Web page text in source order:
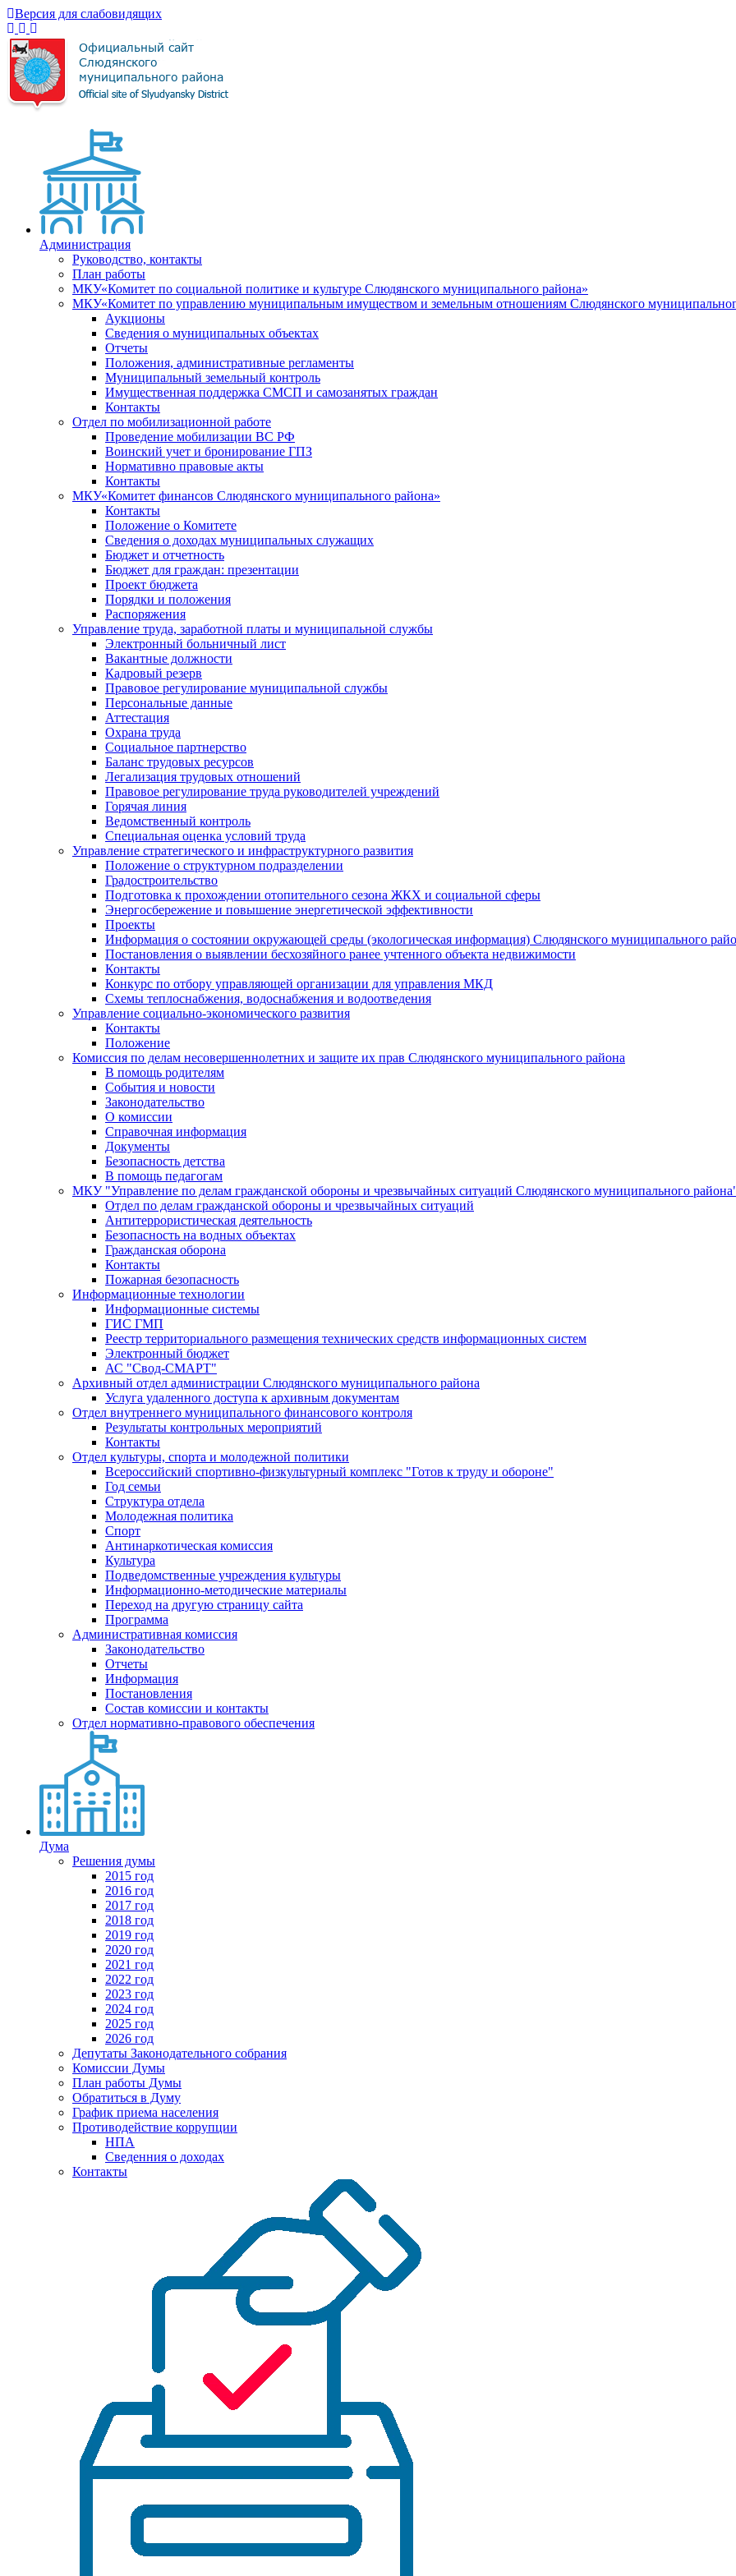
Версия для слабовидящих
Администрация
Руководство, контакты
План работы
МКУ«Комитет по социальной политике и культуре Слюдянского муниципального района»
МКУ«Комитет по управлению муниципальным имуществом и земельным отношениям Слюдянского
Аукционы
Сведения о муниципальных объектах
Отчеты
Положения, административные регламенты
Муниципальный земельный контроль
Имущественная поддержка СМСП и самозанятых граждан
Контакты
Отдел по мобилизационной работе
Проведение мобилизации ВС РФ
Воинский учет и бронирование ГПЗ
Нормативно правовые акты
Контакты
МКУ«Комитет финансов Слюдянского муниципального района»
Контакты
Положение о Комитете
Сведения о доходах муниципальных служащих
Бюджет и отчетность
Бюджет для граждан: презентации
Проект бюджета
Порядки и положения
Распоряжения
Управление труда, заработной платы и муниципальной службы
Электронный больничный лист
Вакантные должности
Кадровый резерв
Правовое регулирование муниципальной службы
Персональные данные
Аттестация
Охрана труда
Социальное партнерство
Баланс трудовых ресурсов
Легализация трудовых отношений
Правовое регулирование труда руководителей учреждений
Горячая линия
Ведомственный контроль
Специальная оценка условий труда
Управление стратегического и инфраструктурного развития
Положение о структурном подразделении
Градостроительство
Подготовка к прохождении отопительного сезона ЖКХ и социальной сферы
Энергосбережение и повышение энергетической эффективности
Проекты
Информация о состоянии окружающей среды (экологическая информация) Слюдянского муниципального
Постановления о выявлении бесхозяйного ранее учтенного объекта недвижимости
Контакты
Конкурс по отбору управляющей организации для управления МКД
Схемы теплоснабжения, водоснабжения и водоотведения
Управление социально-экономического развития
Контакты
Положение
Комиссия по делам несовершеннолетних и защите их прав Слюдянского муниципального района
В помощь родителям
События и новости
Законодательство
О комиссии
Справочная информация
Документы
Безопасность детства
В помощь педагогам
МКУ "Управление по делам гражданской обороны и чрезвычайных ситуаций Слюдянского муниципального
Отдел по делам гражданской обороны и чрезвычайных ситуаций
Антитеррористическая деятельность
Безопасность на водных объектах
Гражданская оборона
Контакты
Пожарная безопасность
Информационные технологии
Информационные системы
ГИС ГМП
Реестр территориального размещения технических средств информационных систем
Электронный бюджет
АС "Свод-СМАРТ"
Архивный отдел администрации Слюдянского муниципального района
Услуга удаленного доступа к архивным документам
Отдел внутреннего муниципального финансового контроля
Результаты контрольных мероприятий
Контакты
Отдел культуры, спорта и молодежной политики
Всероссийский спортивно-физкультурный комплекс "Готов к труду и обороне"
Год семьи
Структура отдела
Молодежная политика
Спорт
Антинаркотическая комиссия
Культура
Подведомственные учреждения культуры
Информационно-методические материалы
Переход на другую страницу сайта
Программа
Административная комиссия
Законодательство
Отчеты
Информация
Постановления
Состав комиссии и контакты
Отдел нормативно-правового обеспечения
Дума
Решения думы
2015 год
2016 год
2017 год
2018 год
2019 год
2020 год
2021 год
2022 год
2023 год
2024 год
2025 год
2026 год
Депутаты Законодательного собрания
Комиссии Думы
План работы Думы
Обратиться в Думу
График приема населения
Противодействие коррупции
НПА
Сведенния о доходах
Контакты